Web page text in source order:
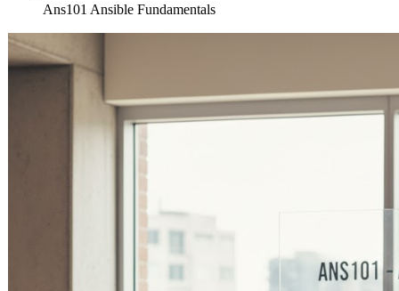
Ans101 Ansible Fundamentals